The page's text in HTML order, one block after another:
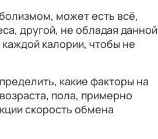
может есть всё,
другой, не обладая данной
калории, чтобы не
какие факторы на
пола, примерно
скорость обмена